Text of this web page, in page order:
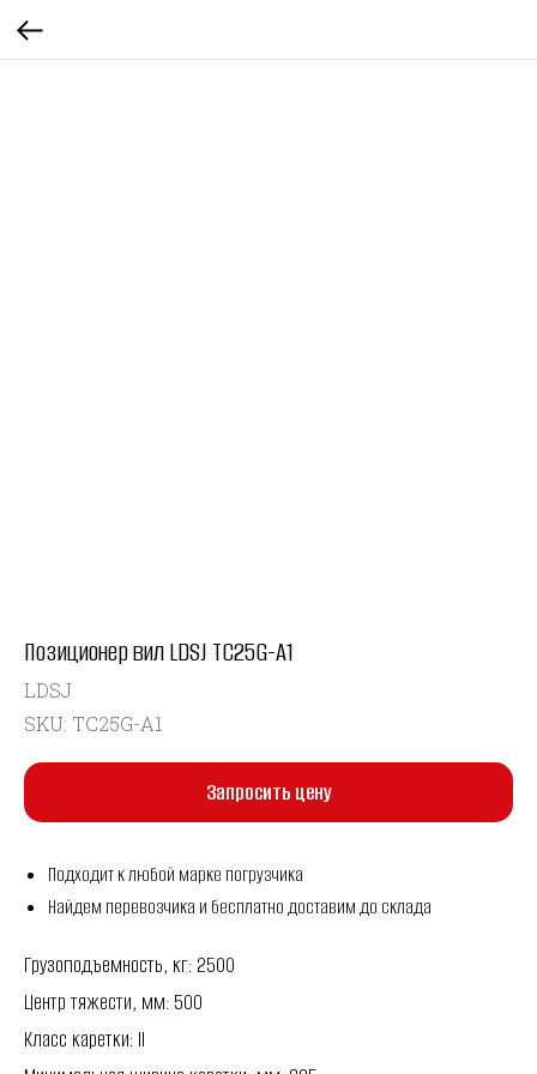
Позиционер вил LDSJ TC25G-A1
LDSJ
SKU: TC25G-A1
Запросить цену
Подходит к любой марке погрузчика
Найдем перевозчика и бесплатно доставим до склада
Грузоподъемность, кг: 2500
Центр тяжести, мм: 500
Класс каретки: II